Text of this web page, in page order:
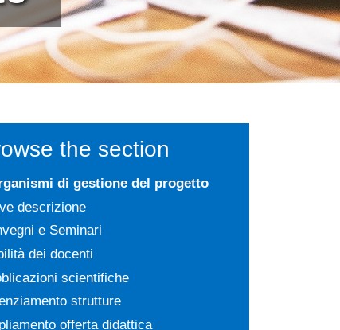
the section
di gestione del progetto
descrizione
e Seminari
dei docenti
scientifiche
strutture
offerta didattica